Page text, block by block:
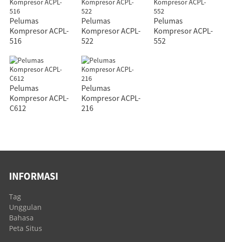
Pelumas
Kompresor ACPL-
516
Pelumas
Kompresor ACPL-
522
Pelumas
Kompresor ACPL-
552
Pelumas
Kompresor ACPL-
C612
Pelumas
Kompresor ACPL-
216
INFORMASI
Tag
Unggulan
Bahasa
Peta Situs